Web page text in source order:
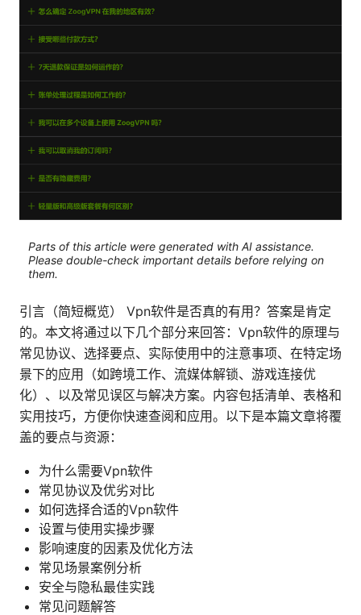
Parts of this article were generated with AI assistance.
Please double-check important details before relying on
them.
引言（简短概览） Vpn软件是否真的有用？答案是肯定
的。本文将通过以下几个部分来回答：Vpn软件的原理与
常见协议、选择要点、实际使用中的注意事项、在特定场
景下的应用（如跨境工作、流媒体解锁、游戏连接优
化）、以及常见误区与解决方案。内容包括清单、表格和
实用技巧，方便你快速查阅和应用。以下是本篇文章将覆
盖的要点与资源：
为什么需要Vpn软件
常见协议及优劣对比
如何选择合适的Vpn软件
设置与使用实操步骤
影响速度的因素及优化方法
常见场景案例分析
安全与隐私最佳实践
常见问题解答